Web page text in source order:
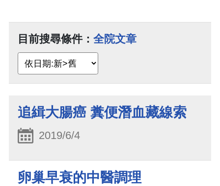
目前搜尋條件： 全院文章
追緝大腸癌 糞便潛血藏線索
2019/6/4
卵巢早衰的中醫調理